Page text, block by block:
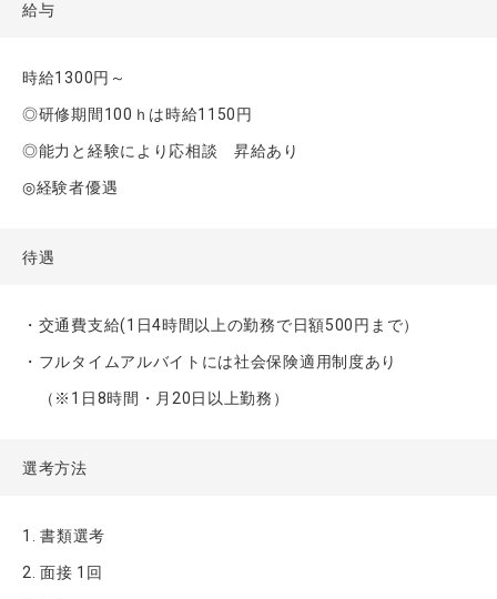
給与
時給1300円～
◎研修期間100ｈは時給1150円
◎能力と経験により応相談 昇給あり
◎経験者優遇
待遇
・交通費支給(1日4時間以上の勤務で日額500円まで）
・フルタイムアルバイトには社会保険適用制度あり
（※1日8時間・月20日以上勤務）
選考方法
1. 書類選考
2. 面接 1回